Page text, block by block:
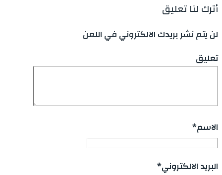
أترك لنا تعليق
لن يتم نشر بريدك الالكتروني في اللعن
تعليق
الاسم*
البريد الالكتروني*